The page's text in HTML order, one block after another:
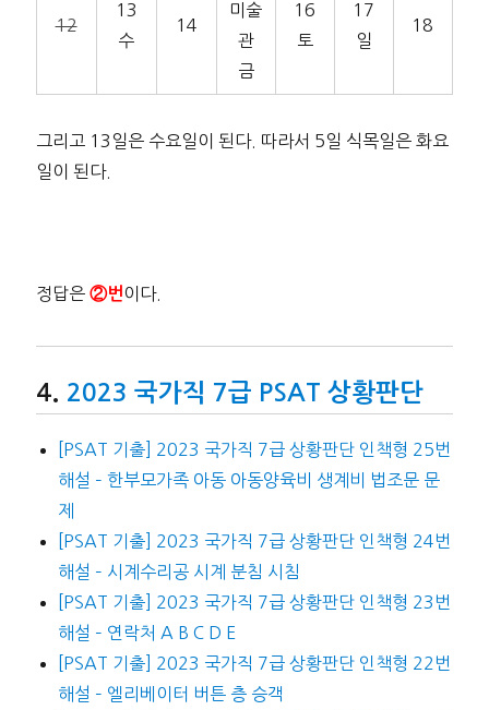
12
13
수
14
미술
관
금
16
토
17
일
18
그리고 13일은 수요일이 된다. 따라서 5일 식목일은 화요
일이 된다.
정답은②번 이다.
2023 국가직 7급 PSAT 상황판단
[PSAT 기출] 2023 국가직 7급 상황판단 인책형 25번
해설 – 한부모가족 아동 아동양육비 생계비 법조문 문
제
[PSAT 기출] 2023 국가직 7급 상황판단 인책형 24번
해설 – 시계수리공 시계 분침 시침
[PSAT 기출] 2023 국가직 7급 상황판단 인책형 23번
해설 – 연락처 A B C D E
[PSAT 기출] 2023 국가직 7급 상황판단 인책형 22번
해설 – 엘리베이터 버튼 층 승객